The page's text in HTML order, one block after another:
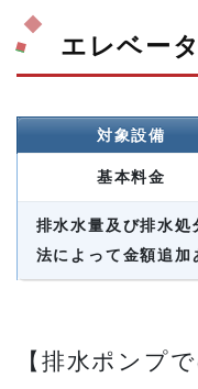
エレベー
対象設備
基本料金
排水水量及び排水処
法によって金額追加
【排水ポンプ